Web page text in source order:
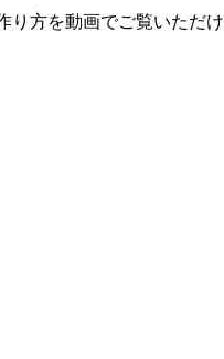
り方を動画でご覧いただけ